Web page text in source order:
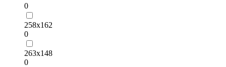
0
258х162
0
263х148
0